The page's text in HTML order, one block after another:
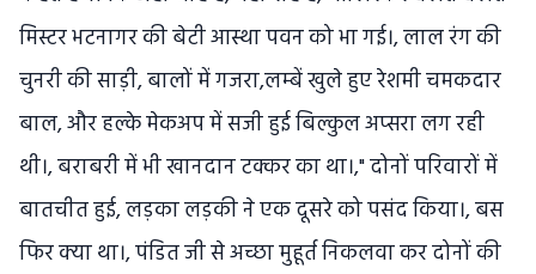
मिस्टर भटनागर की बेटी आस्था पवन को भा गई।, लाल रंग की
चुनरी की साड़ी, बालों में गजरा,लम्बें खुले हुए रेशमी चमकदार
बाल, और हल्के मेकअप में सजी हुई बिल्कुल अप्सरा लग रही
थी।, बराबरी में भी खानदान टक्कर का था।," दोनों परिवारों में
बातचीत हुई, लड़का लड़की ने एक दूसरे को पसंद किया।, बस
फिर क्या था।, पंडित जी से अच्छा मुहूर्त निकलवा कर दोनों की